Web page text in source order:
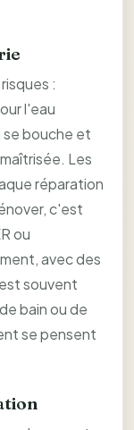
:
l'eau
se bouche et
Les
réparation
c'est
ou
avec des
souvent
bain ou de
se pensent